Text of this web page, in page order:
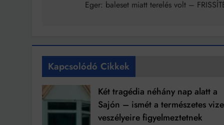
navigációEger: baleset miatt terelés volt –
Kapcsolódó Cikkek
Két tragédia néhány nap alatt a
Sajón – ismét a természetes
veszélyeire figyelmeztetnek